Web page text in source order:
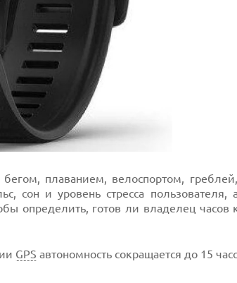
плаванием, велоспортом,
сон и уровень стресса пользователя,
определить, готов ли владелец часов
GPS автономность сокращается до 15